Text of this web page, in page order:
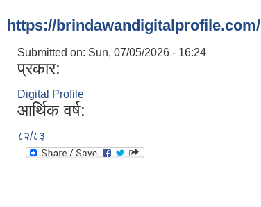
https://brindawandigitalprofile.com/
Submitted on: Sun, 07/05/2026 - 16:24
प्रकार:
Digital Profile
आर्थिक वर्ष:
८२/८३